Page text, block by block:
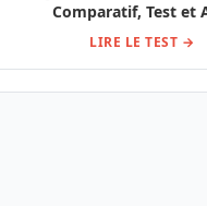
Jam Pedals Rattler
Comparatif, Test et
LIRE LE TEST →